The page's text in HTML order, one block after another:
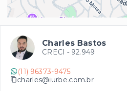
Charles Bastos
CRECI - 92.949
(11) 96373-9475
charles@iurbe.com.br